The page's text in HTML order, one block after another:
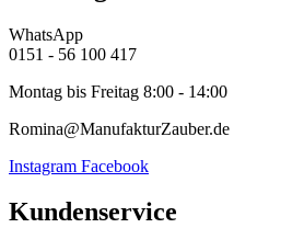
WhatsApp
0151 - 56 100 417
Montag bis Freitag 8:00 - 14:00
Romina@ManufakturZauber.de
Instagram Facebook
Kundenservice